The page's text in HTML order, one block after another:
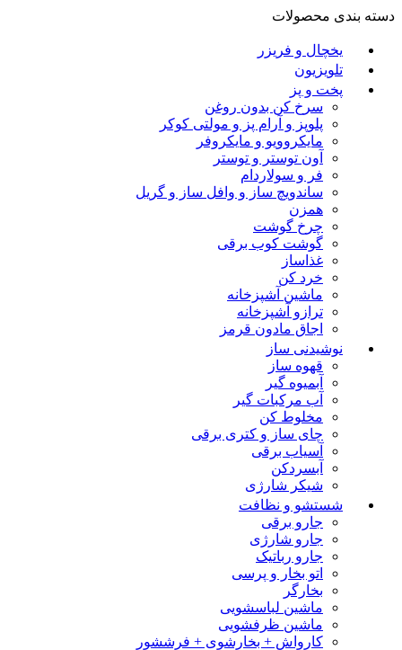
دسته بندی محصولات
یخچال و فریزر
تلویزیون
پخت و پز
سرخ کن بدون روغن
پلوپز و آرام پز و مولتی کوکر
مایکروویو و مایکروفر
آون توستر و توستر
فر و سولاردام
ساندویچ ساز و وافل ساز و گریل
همزن
چرخ گوشت
گوشت کوب برقی
غذاساز
خرد کن
ماشین آشپزخانه
ترازو آشپزخانه
اجاق مادون قرمز
نوشیدنی ساز
قهوه ساز
آبمیوه گیر
آب مرکبات گیر
مخلوط کن
چای ساز و کتری برقی
آسیاب برقی
آبسردکن
شیکر شارژی
شستشو و نظافت
جارو برقی
جارو شارژی
جارو رباتیک
اتو بخار و پرسی
بخارگر
ماشین لباسشویی
ماشین ظرفشویی
کارواش + بخارشوی + فرششور